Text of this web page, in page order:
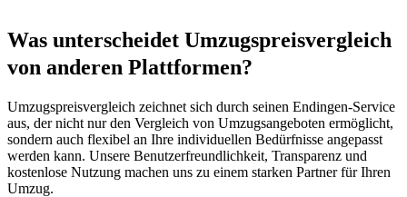
Was unterscheidet Umzugspreisvergleich
von anderen Plattformen?
Umzugspreisvergleich zeichnet sich durch seinen Endingen-Service
aus, der nicht nur den Vergleich von Umzugsangeboten ermöglicht,
sondern auch flexibel an Ihre individuellen Bedürfnisse angepasst
werden kann. Unsere Benutzerfreundlichkeit, Transparenz und
kostenlose Nutzung machen uns zu einem starken Partner für Ihren
Umzug.